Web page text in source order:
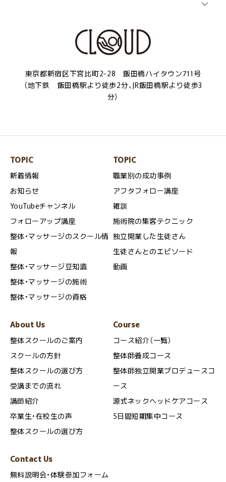
東京都新宿区下宮比町2-28 飯田橋ハイタウン711号
（地下鉄 飯田橋駅より徒歩2分、JR飯田橋駅より徒歩3
分）
TOPIC
新着情報
お知らせ
YouTubeチャンネル
フォローアップ講座
整体・マッサージのスクール情
報
整体・マッサージ豆知識
整体・マッサージの施術
整体・マッサージの資格
TOPIC
職業別の成功事例
アフタフォロー講座
雑談
施術院の集客テクニック
独立開業した生徒さん
生徒さんとのエピソード
動画
About Us
整体スクールのご案内
スクールの方針
整体スクールの選び方
受講までの流れ
講師紹介
卒業生・在校生の声
整体スクールの選び方
Course
コース紹介（一覧）
整体師養成コース
整体師独立開業プロデュースコ
ース
源式ネックヘッドケアコース
5日間短期集中コース
Contact Us
無料説明会・体験参加フォーム